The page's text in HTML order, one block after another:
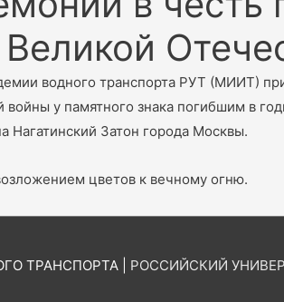
водного транспорта РУТ (МИИТ)
у памятного знака погибшим в
Нагатинский Затон города Москвы.
цветов к вечному огню.
ТРАНСПОРТА | РОССИЙСКИЙ